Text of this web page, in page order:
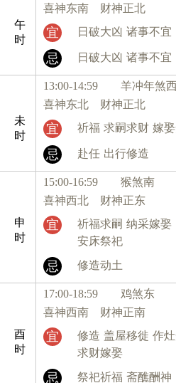
午
时
喜神东南 财神正北
宜 日破大凶 诸事不宜
忌 日破大凶 诸事不宜
未
时
13:00-14:59 羊冲年煞
喜神东北 财神正北
宜 祈福 求嗣求财 嫁
忌 赴任 出行修造
申
时
15:00-16:59 猴煞南
喜神西北 财神正东
宜 祈福求嗣 纳采嫁娶
安床祭祀
忌 修造动土
酉
时
17:00-18:59 鸡煞东
喜神西南 财神正南
宜 修造 盖屋移徙 作
求财嫁娶
忌 祭祀祈福 斋醮酬神